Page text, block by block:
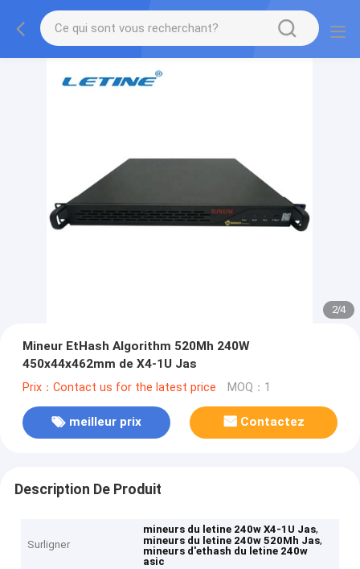
2/4
Mineur EtHash Algorithm 520Mh 240W
450x44x462mm de X4-1U Jas
Prix：Contact us for the latest price MOQ：1
meilleur prix Contactez
Description De Produit
Surligner
mineurs du letine 240w X4-1U Jas,
mineurs du letine 240w 520Mh Jas,
mineurs d'ethash du letine 240w
asic